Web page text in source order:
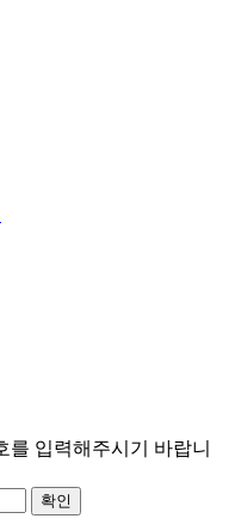
입력해주시기 바랍니
확인